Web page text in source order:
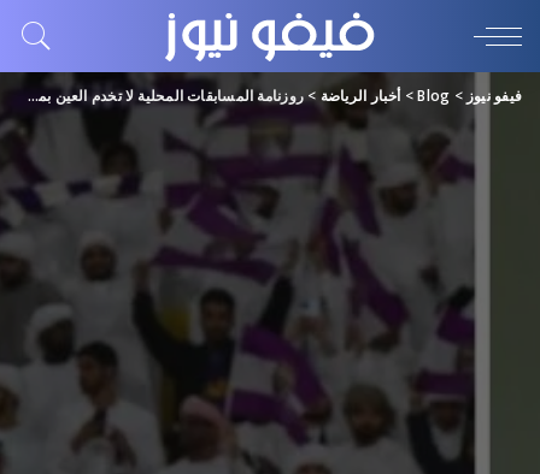
فيفو نيوز >
Blog
> أخبار الرياضة > روزنامة المسابقات المحلية لا تخدم العين بمشاركته الآسيوية